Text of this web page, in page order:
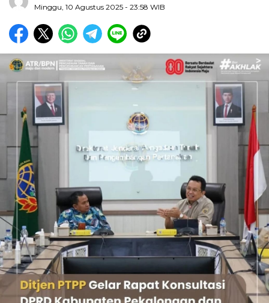
Minggu, 10 Agustus 2025 - 23:58 WIB